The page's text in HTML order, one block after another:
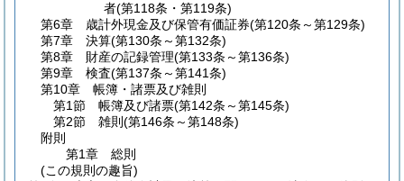
者(第118条・第119条)
第6章
歳計外現金及び保管有価証券(第120条～第129条)
第7章
決算(第130条～第132条)
第8章
財産の記録管理(第133条～第136条)
第9章
検査(第137条～第141条)
第10章
帳簿・諸票及び雑則
第1節
帳簿及び諸票(第142条～第145条)
第2節
雑則 (第146条～第148条)
附則
第1章
総則
(この規則の趣旨)